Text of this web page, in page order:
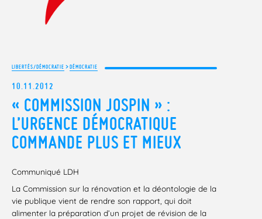
LIBERTÉS/DÉMOCRATIE >DÉMOCRATIE
10.11.2012
« COMMISSION JOSPIN » :
L’URGENCE DÉMOCRATIQUE
COMMANDE PLUS ET MIEUX
Communiqué LDH
La Commission sur la rénovation et la déontologie de la
vie publique vient de rendre son rapport, qui doit
alimenter la préparation d’un projet de révision de la